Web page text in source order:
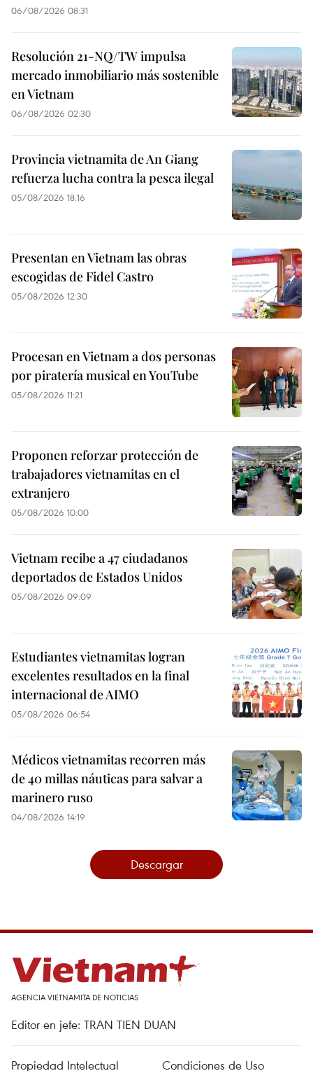
06/08/2026 08:31
Resolución 21-NQ/TW impulsa
mercado inmobiliario más sostenible
en Vietnam
06/08/2026 02:30
Provincia vietnamita de An Giang
refuerza lucha contra la pesca ilegal
05/08/2026 18:16
Presentan en Vietnam las obras
escogidas de Fidel Castro
05/08/2026 12:30
Procesan en Vietnam a dos personas
por piratería musical en YouTube
05/08/2026 11:21
Proponen reforzar protección de
trabajadores vietnamitas en el
extranjero
05/08/2026 10:00
Vietnam recibe a 47 ciudadanos
deportados de Estados Unidos
05/08/2026 09:09
Estudiantes vietnamitas logran
excelentes resultados en la final
internacional de AIMO
05/08/2026 06:54
Médicos vietnamitas recorren más
de 40 millas náuticas para salvar a
marinero ruso
04/08/2026 14:19
Descargar
AGENCIA VIETNAMITA DE NOTICIAS
Editor en jefe: TRAN TIEN DUAN
Propiedad Intelectual Condiciones de Uso